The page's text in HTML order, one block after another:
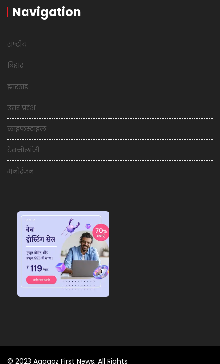
Navigation
राष्ट्रीय
बिहार
झारखंड
उत्तर प्रदेश
लाइफस्टाइल
टेक्नोलॉजी
मनोरंजन
© 2023 Aagaaz First News, All Rights